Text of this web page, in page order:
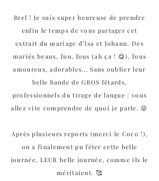
Bref ! Je suis super heureuse de prendre
enfin le temps de vous partager cet
extrait du mariage d’Isa et Johann. Des
mariés beaux, fun, fous (ah ça ! 😋), fous
amoureux, adorables... Sans oublier leur
belle bande de GROS fêtards,
professionnels du tirage de langue : vous
allez vite comprendre de quoi je parle. 😜
Après plusieurs reports (merci le Coco !),
on a finalement pu fêter cette belle
journée, LEUR belle journée, comme ils le
méritaient. 🥰